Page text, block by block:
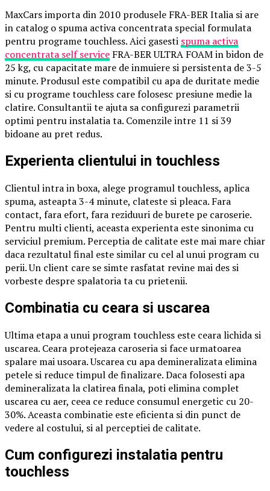
MaxCars importa din 2010 produsele FRA-BER Italia si are
in catalog o spuma activa concentrata special formulata
pentru programe touchless. Aici gasesti spuma activa
concentrata self service FRA-BER ULTRA FOAM in bidon de
25 kg, cu capacitate mare de inmuiere si persistenta de 3-5
minute. Produsul este compatibil cu apa de duritate medie
si cu programe touchless care folosesc presiune medie la
clatire. Consultantii te ajuta sa configurezi parametrii
optimi pentru instalatia ta. Comenzile intre 11 si 39
bidoane au pret redus.
Experienta clientului in touchless
Clientul intra in boxa, alege programul touchless, aplica
spuma, asteapta 3-4 minute, clateste si pleaca. Fara
contact, fara efort, fara reziduuri de burete pe caroserie.
Pentru multi clienti, aceasta experienta este sinonima cu
serviciul premium. Perceptia de calitate este mai mare chiar
daca rezultatul final este similar cu cel al unui program cu
perii. Un client care se simte rasfatat revine mai des si
vorbeste despre spalatoria ta cu prietenii.
Combinatia cu ceara si uscarea
Ultima etapa a unui program touchless este ceara lichida si
uscarea. Ceara protejeaza caroseria si face urmatoarea
spalare mai usoara. Uscarea cu apa demineralizata elimina
petele si reduce timpul de finalizare. Daca folosesti apa
demineralizata la clatirea finala, poti elimina complet
uscarea cu aer, ceea ce reduce consumul energetic cu 20-
30%. Aceasta combinatie este eficienta si din punct de
vedere al costului, si al perceptiei de calitate.
Cum configurezi instalatia pentru
touchless